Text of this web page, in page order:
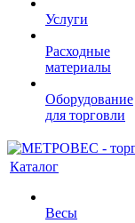
Услуги
Расходные
материалы
Оборудование
для торговли
Каталог
Весы